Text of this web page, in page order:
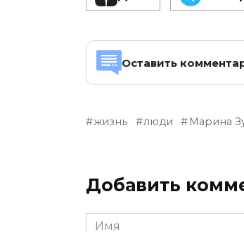
Оставить
жизнь люди Марина
Добавить
Имя